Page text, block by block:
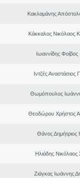
Κακλαμάνης
Κάκκαλος Νικόλαος
Ιωαννίδης
Ιντζές Αναστάσιος
Θωμόπουλος
Θεοδώρου Χρήστος
Θάνος Δημήτριος
Ηλιάδης Νικόλαος
Ζιάγκας Ιωάννης